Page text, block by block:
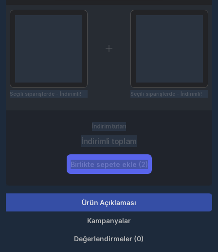
Seçili siparişlerde - İndirimli! Seçili siparişlerde - İndirimli!
İndirim tutarı
İndirimli toplam
Birlikte sepete ekle (2)
Ürün Açıklaması
Kampanyalar
Değerlendirmeler (0)